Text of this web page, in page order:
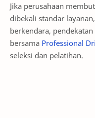
Jika perusahaan
dibekali standar
berkendara,
bersama Professional
seleksi dan pelatihan.